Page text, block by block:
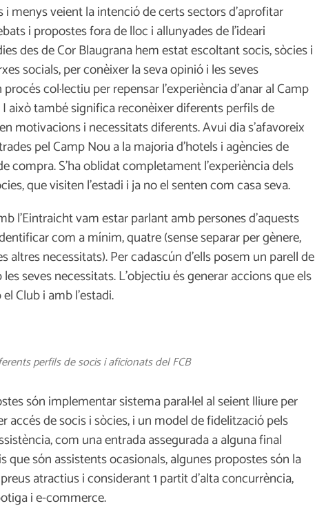
menys veient la intenció de certs sectors d’aprofitar
i propostes fora de lloc i allunyades de l’ideari
des de Cor Blaugrana hem estat escoltant socis, sòcies i
socials, per conèixer la seva opinió i les seves
col·lectiu per repensar l’experiència d’anar al Camp
això també significa reconèixer diferents perfils de
motivacions i necessitats diferents. Avui dia s’afavoreix
pel Camp Nou a la majoria d’hotels i agències de
compra. S’ha oblidat completament l’experiència dels
que visiten l’estadi i ja no el senten com casa seva.
l’Eintraicht vam estar parlant amb persones d’aquests
com a mínim, quatre (sense separar per gènere,
altres necessitats). Per cadascún d’ells posem un parell de
seves necessitats. L’objectiu és generar accions que els
Club i amb l’estadi.
perfils de socis i aficionats del FCB
són implementar sistema paral·lel al seient lliure per
accés de socis i sòcies, i un model de fidelització pels
com una entrada assegurada a alguna final
que són assistents ocasionals, algunes propostes són la
atractius i considerant 1 partit d’alta concurrència,
i e-commerce.